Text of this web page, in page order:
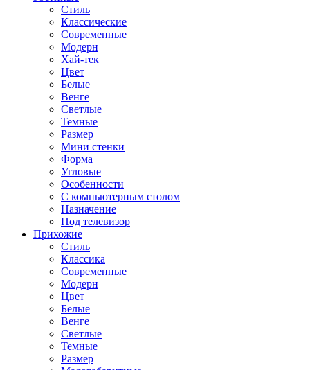
Стиль
Классические
Современные
Модерн
Хай-тек
Цвет
Белые
Венге
Светлые
Темные
Размер
Мини стенки
Форма
Угловые
Особенности
С компьютерным столом
Назначение
Под телевизор
Прихожие
Стиль
Классика
Современные
Модерн
Цвет
Белые
Венге
Светлые
Темные
Размер